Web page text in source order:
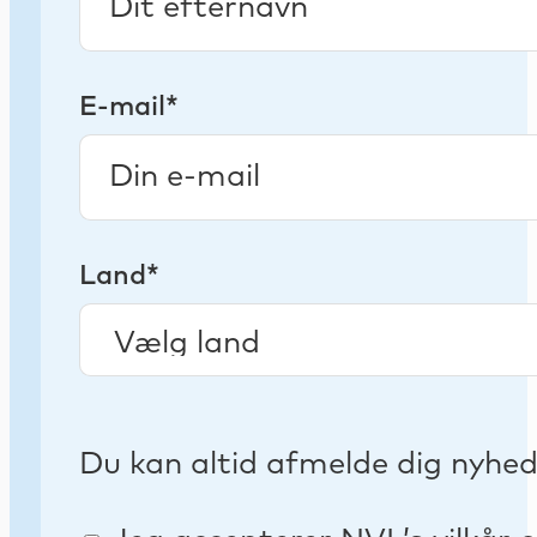
E-mail*
Land*
Du kan altid afmelde dig